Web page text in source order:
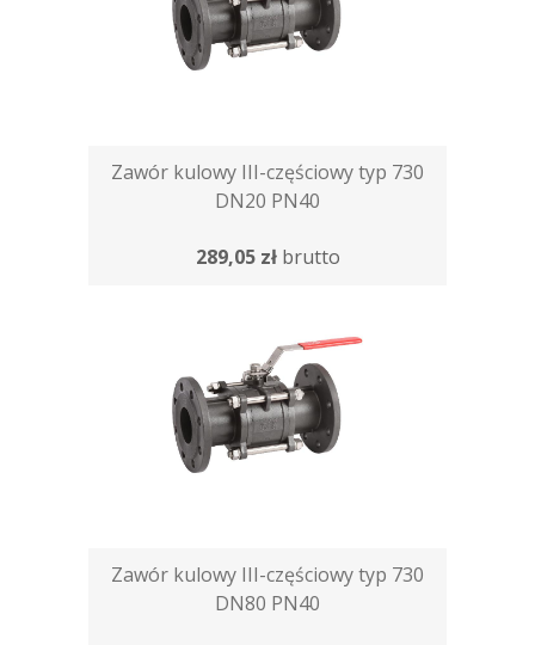
Zawór kulowy III-częściowy typ 730
DN20 PN40
289,05 zł brutto
Zawór kulowy III-częściowy typ 730
DN80 PN40